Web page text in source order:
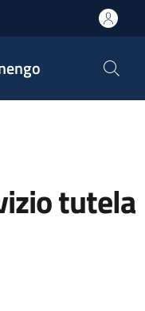
tutela